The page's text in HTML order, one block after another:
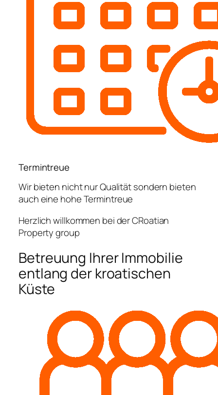
Termintreue
Wir bieten nicht nur Qualität sondern bieten
auch eine hohe Termintreue
Herzlich willkommen bei der CRoatian
Property group
Betreuung Ihrer Immobilie
entlang der kroatischen
Küste